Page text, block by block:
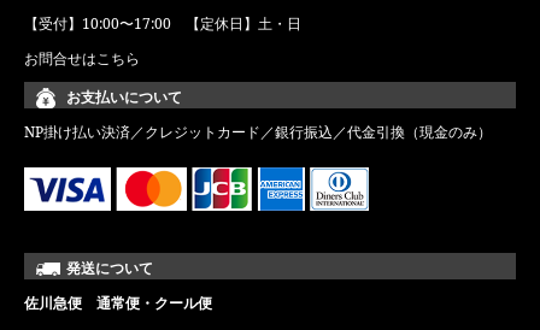
【受付】10:00〜17:00 【定休日】土・日
お問合せはこちら
お支払いについて
NP掛け払い決済／クレジットカード／銀行振込／代金引換（現金のみ）
発送について
佐川急便 通常便・クール便